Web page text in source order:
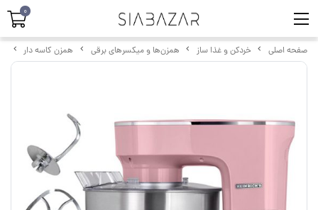
صفحه اصلی خردکن و غذا ساز همزن‌ها و میکسرهای برقی همزن کاسه دار
0